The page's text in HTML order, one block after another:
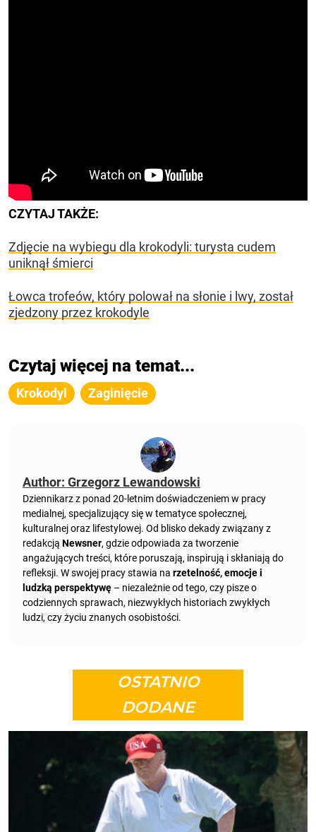
CZYTAJ TAKŻE:
Zdjęcie na wybiegu dla krokodyli: turysta cudem
uniknął śmierci
Łowca trofeów, który polował na słonie i lwy, został
zjedzony przez krokodyle
Czytaj więcej na temat...
Krokodyl Zaginięcie
Author: Grzegorz Lewandowski
Dziennikarz z ponad 20-letnim doświadczeniem w pracy
medialnej, specjalizujący się w tematyce społecznej,
kulturalnej oraz lifestylowej. Od blisko dekady związany z
redakcją Newsner, gdzie odpowiada za tworzenie
angażujących treści, które poruszają, inspirują i skłaniają do
refleksji. W swojej pracy stawia na rzetelność, emocje i
ludzką perspektywę – niezależnie od tego, czy pisze o
codziennych sprawach, niezwykłych historiach zwykłych
ludzi, czy życiu znanych osobistości.
OSTATNIO
DODANE